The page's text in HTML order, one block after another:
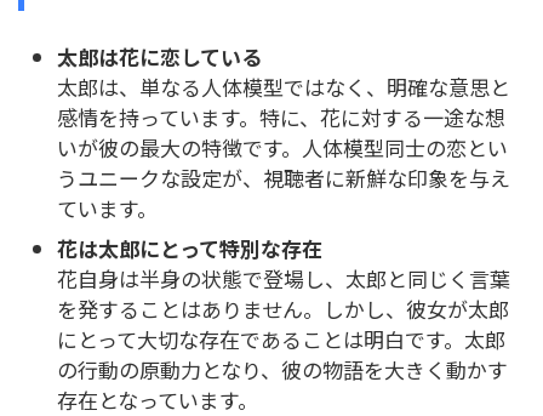
太郎は花に恋している
太郎は、単なる人体模型ではなく、明確な意思と
感情を持っています。特に、花に対する一途な想
いが彼の最大の特徴です。人体模型同士の恋とい
うユニークな設定が、視聴者に新鮮な印象を与え
ています。
花は太郎にとって特別な存在
花自身は半身の状態で登場し、太郎と同じく言葉
を発することはありません。しかし、彼女が太郎
にとって大切な存在であることは明白です。太郎
の行動の原動力となり、彼の物語を大きく動かす
存在となっています。